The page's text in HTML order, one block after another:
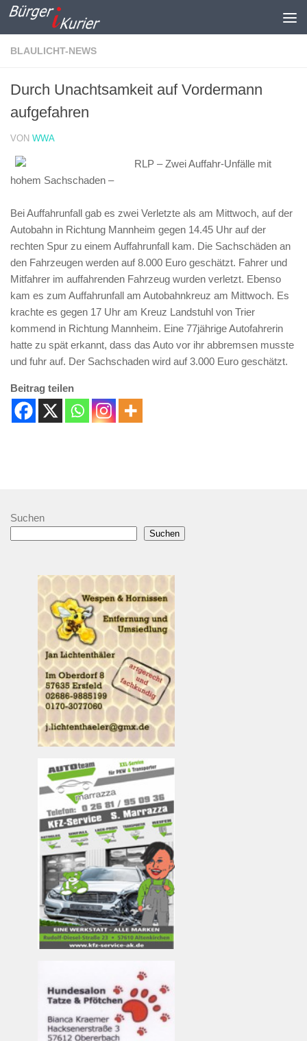
Zum Inhalt springen
BLAULICHT-NEWS
Durch Unachtsamkeit auf Vordermann
aufgefahren
VON WWA
RLP – Zwei Auffahr-Unfälle mit
hohem Sachschaden –
Bei Auffahrunfall gab es zwei Verletzte als am Mittwoch, auf der
Autobahn in Richtung Mannheim gegen 14.45 Uhr auf der
rechten Spur zu einem Auffahrunfall kam. Die Sachschäden an
den Fahrzeugen werden auf 8.000 Euro geschätzt. Fahrer und
Mitfahrer im auffahrenden Fahrzeug wurden verletzt. Ebenso
kam es zum Auffahrunfall am Autobahnkreuz am Mittwoch. Es
krachte es gegen 17 Uhr am Kreuz Landstuhl von Trier
kommend in Richtung Mannheim. Eine 77jährige Autofahrerin
hatte zu spät erkannt, dass das Auto vor ihr abbremsen musste
und fuhr auf. Der Sachschaden wird auf 3.000 Euro geschätzt.
Beitrag teilen
Suchen
Suchen